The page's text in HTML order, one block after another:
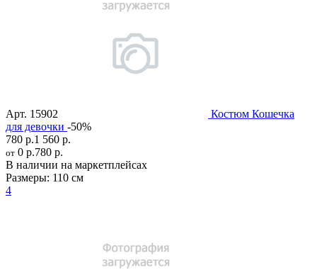
Арт. 15902
Костюм Кошечка
для девочки -50%
780 р.1 560 р.
от 0 р.780 р.
В наличии на маркетплейсах
Размеры: 110 см
4